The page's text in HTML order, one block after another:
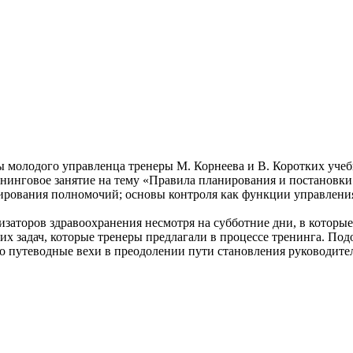
молодого управленца тренеры М. Корнеева и В. Коротких
занятие на тему «Правила планирования и
полномочий; основы контроля как функции
здравоохранения несмотря на субботние дни, в
задач, которые тренеры предлагали в процессе тренинга.
путеводные вехи в преодолении пути становления